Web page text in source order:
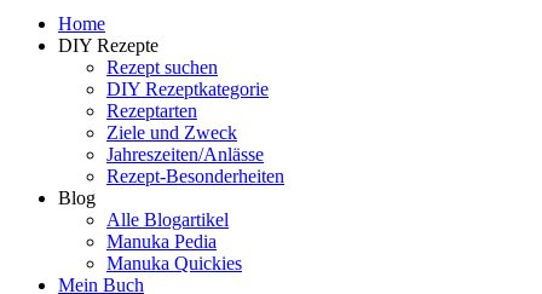
Manuka Magic – Natürlich schön:
Dein interaktiver DIY Beautyblog
Dein persönlicher interaktiver DIY Beautyblog
Home
DIY Rezepte
Rezept suchen
DIY Rezeptkategorie
Rezeptarten
Ziele und Zweck
Jahreszeiten/Anlässe
Rezept-Besonderheiten
Blog
Alle Blogartikel
Manuka Pedia
Manuka Quickies
Mein Buch